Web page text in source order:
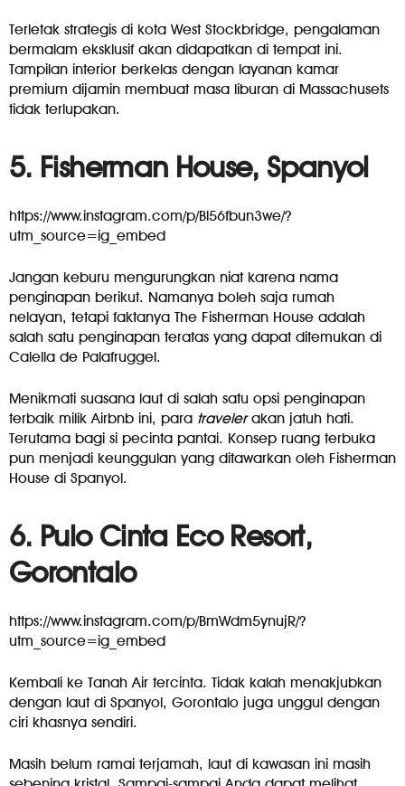
Terletak strategis di kota West Stockbridge, pengalaman
bermalam eksklusif akan didapatkan di tempat ini.
Tampilan interior berkelas dengan layanan kamar
premium dijamin membuat masa liburan di Massachusets
tidak terlupakan.
5. Fisherman House, Spanyol
https://www.instagram.com/p/Bl56fbun3we/?
utm_source=ig_embed
Jangan keburu mengurungkan niat karena nama
penginapan berikut. Namanya boleh saja rumah
nelayan, tetapi faktanya The Fisherman House adalah
salah satu penginapan teratas yang dapat ditemukan di
Calella de Palafruggel.
Menikmati suasana laut di salah satu opsi penginapan
terbaik milik Airbnb ini, para travelerakan jatuh hati.
Terutama bagi si pecinta pantai. Konsep ruang terbuka
pun menjadi keunggulan yang ditawarkan oleh Fisherman
House di Spanyol.
6. Pulo Cinta Eco Resort,
Gorontalo
https://www.instagram.com/p/BmWdm5ynujR/?
utm_source=ig_embed
Kembali ke Tanah Air tercinta. Tidak kalah menakjubkan
dengan laut di Spanyol, Gorontalo juga unggul dengan
ciri khasnya sendiri.
Masih belum ramai terjamah, laut di kawasan ini masih